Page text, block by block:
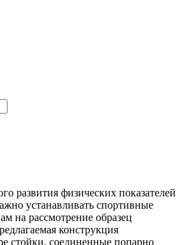
развития физических показателей
устанавливать спортивные
на рассмотрение образец
конструкция
стойки, соединенные попарно